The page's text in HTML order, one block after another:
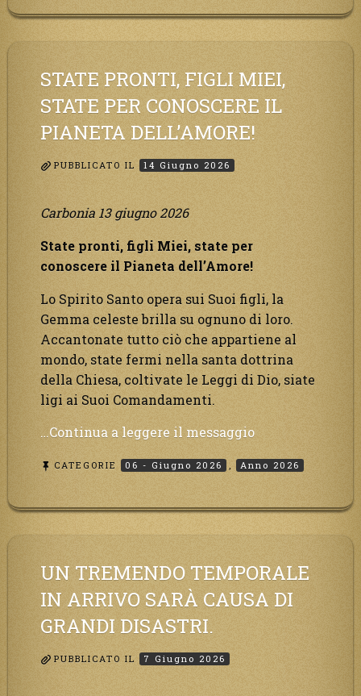
popolo,
attento
e
preparato
al
STATE PRONTI, FIGLI MIEI,
STATE PER CONOSCERE IL
PIANETA DELL’AMORE!
PUBBLICATO IL 14 Giugno 2026
Carbonia 13 giugno 2026
State pronti, figli Miei, state per
conoscere il Pianeta dell’Amore!
Lo Spirito Santo opera sui Suoi figli, la
Gemma celeste brilla su ognuno di loro.
Accantonate tutto ciò che appartiene al
mondo, state fermi nella santa dottrina
della Chiesa, coltivate le Leggi di Dio, siate
ligi ai Suoi Comandamenti.
…Continua a leggere il messaggio“State
figli
state
il
Pianeta
dell’Amore!”
CATEGORIE 06 - Giugno 2026 , Anno 2026
UN TREMENDO TEMPORALE
IN ARRIVO SARÀ CAUSA DI
GRANDI DISASTRI.
PUBBLICATO IL 7 Giugno 2026